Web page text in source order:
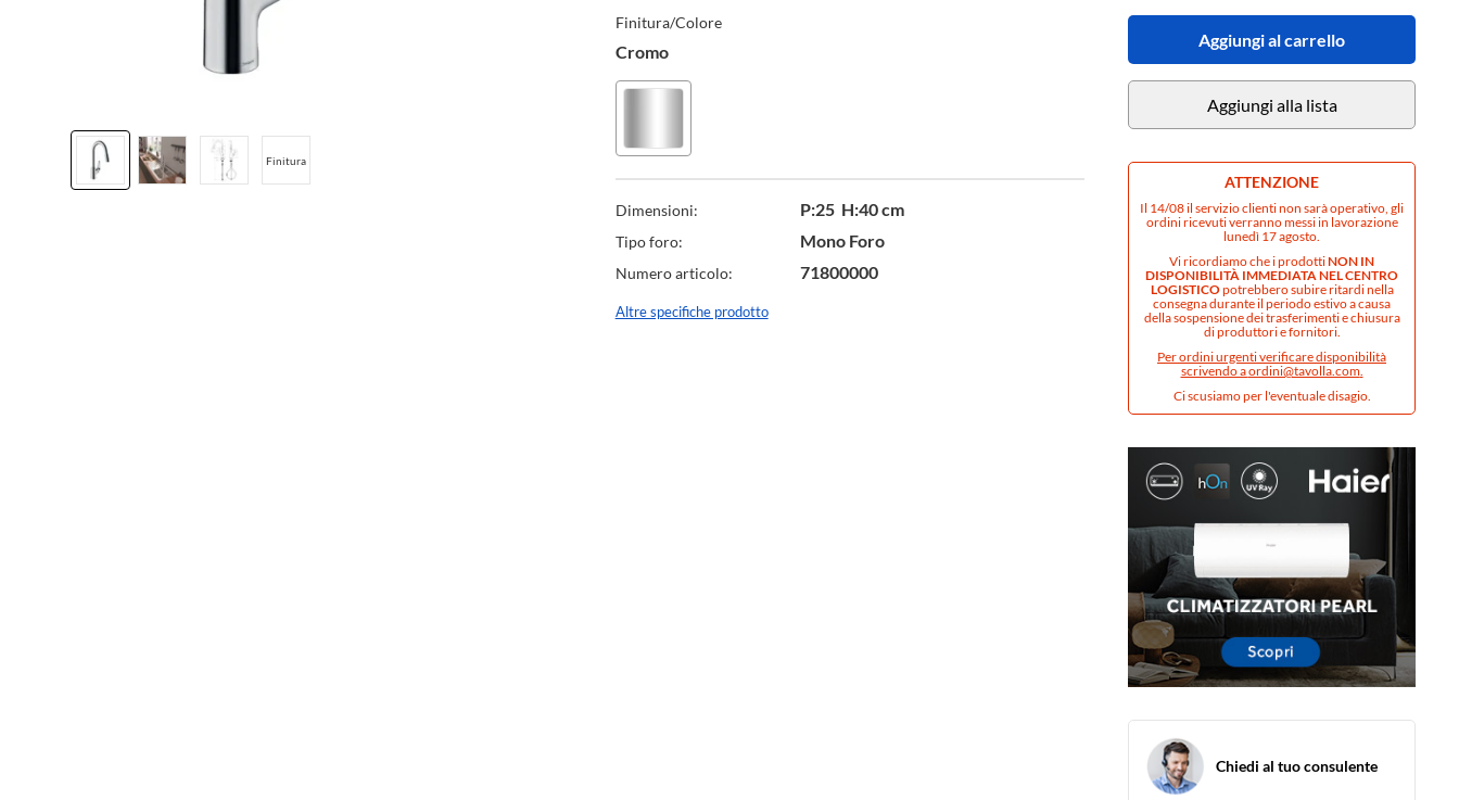
Finitura
Tecniche
Finitura/Colore
Cromo
Dimensioni: P:25 H:40 cm
Tipo foro: Mono Foro
Numero articolo: 71800000
Altre specifiche prodotto
Aggiungi al carrello
Aggiungi alla lista
ATTENZIONE
Il 14/08 il servizio clienti non sarà operativo, gli
ordini ricevuti verranno messi in lavorazione
lunedì 17 agosto.
Vi ricordiamo che i prodottiNON IN
DISPONIBILITÀ IMMEDIATA NEL CENTRO
LOGISTICOpotrebbero subire ritardi nella
consegna durante il periodo estivo a causa
della sospensione dei trasferimenti e chiusura
di produttori e fornitori.
Per ordini urgenti verificare disponibilità
scrivendo aordini@tavolla.com.
Ci scusiamo per l'eventuale disagio.
Chiedi al tuo consulente